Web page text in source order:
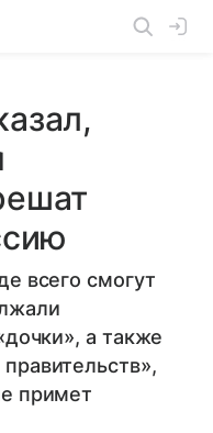
всего смогут
а также
примет